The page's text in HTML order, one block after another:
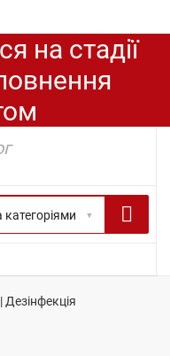
на стадії
Дезінфекція